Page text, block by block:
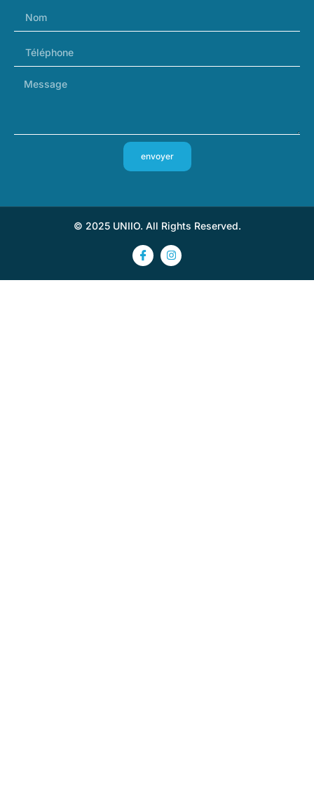
envoyer
© 2025 UNIIO. All Rights Reserved.